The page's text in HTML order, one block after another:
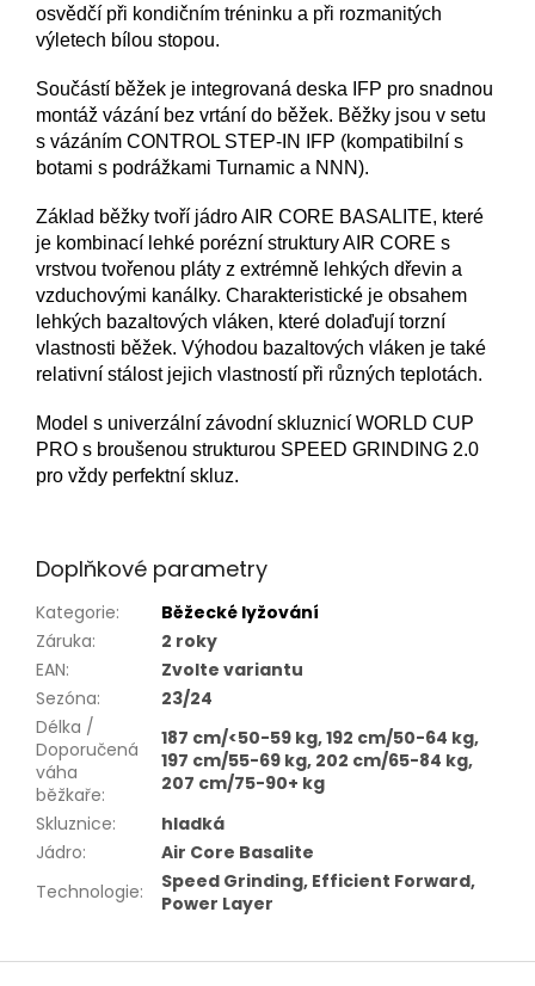
osvědčí při kondičním tréninku a při rozmanitých
výletech bílou stopou.
Součástí běžek je integrovaná deska IFP pro snadnou
montáž vázání bez vrtání do běžek. Běžky jsou v setu
s vázáním CONTROL STEP-IN IFP (kompatibilní s
botami s podrážkami Turnamic a NNN).
Základ běžky tvoří jádro AIR CORE BASALITE, které
je kombinací lehké porézní struktury AIR CORE s
vrstvou tvořenou pláty z extrémně lehkých dřevin a
vzduchovými kanálky. Charakteristické je obsahem
lehkých bazaltových vláken, které dolaďují torzní
vlastnosti běžek. Výhodou bazaltových vláken je také
relativní stálost jejich vlastností při různých teplotách.
Model s univerzální závodní skluznicí WORLD CUP
PRO s broušenou strukturou SPEED GRINDING 2.0
pro vždy perfektní skluz.
Doplňkové parametry
Kategorie:
Běžecké lyžování
Záruka:
2 roky
EAN:
Zvolte variantu
Sezóna:
23/24
Délka /
Doporučená
váha
běžkaře:
187 cm/<50-59 kg, 192 cm/50-64 kg,
197 cm/55-69 kg, 202 cm/65-84 kg,
207 cm/75-90+ kg
Skluznice:
hladká
Jádro:
Air Core Basalite
Technologie:
Speed Grinding, Efficient Forward,
Power Layer
Z